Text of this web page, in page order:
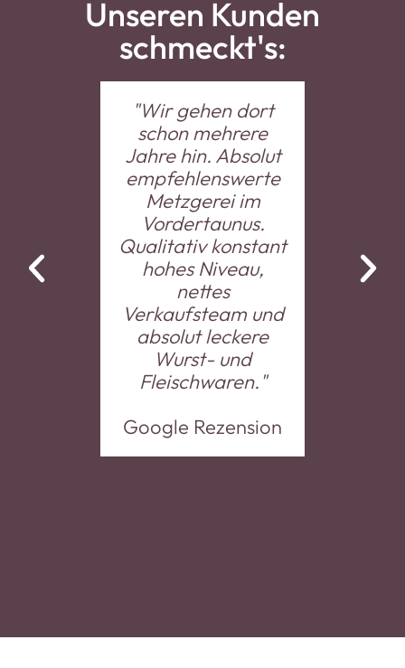
Unseren Kunden
schmeckt's:
"Wir gehen dort
schon mehrere
Jahre hin. Absolut
empfehlenswerte
Metzgerei im
Vordertaunus.
Qualitativ konstant
hohes Niveau,
nettes
Verkaufsteam und
absolut leckere
Wurst- und
Fleischwaren."
Google Rezension
MEIN